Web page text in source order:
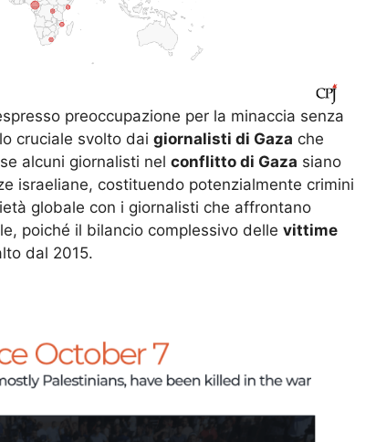
preoccupazione per la minaccia senza
cruciale svolto dai giornalisti di Gaza che
alcuni giornalisti nel conflitto di Gaza siano
israeliane, costituendo potenzialmente crimini
globale con i giornalisti che affrontano
poiché il bilancio complessivo delle vittime
dal 2015.